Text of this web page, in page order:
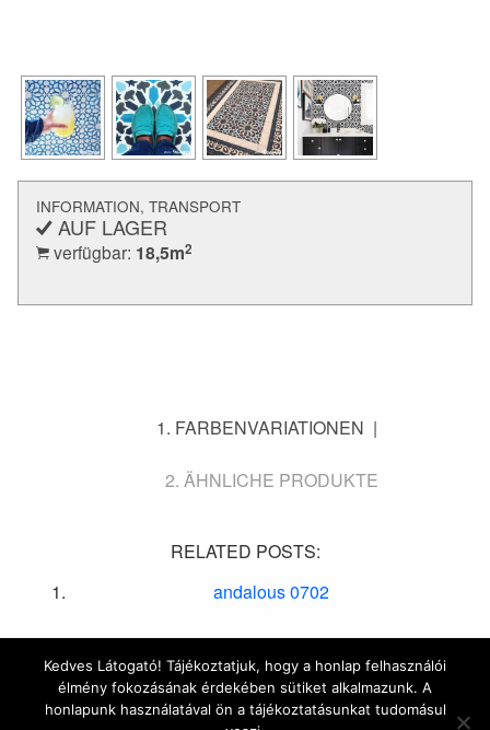
INFORMATION, TRANSPORT
AUF LAGER
verfügbar: 18,5m2
FARBENVARIATIONEN
ÄHNLICHE PRODUKTE
RELATED POSTS:
andalous 0702
© 2016 Marrakesh Zementfliesen | Design & Site by
HYDROGENE
Kedves Látogató! Tájékoztatjuk, hogy a honlap felhasználói
élmény fokozásának érdekében sütiket alkalmazunk. A
honlapunk használatával ön a tájékoztatásunkat tudomásul